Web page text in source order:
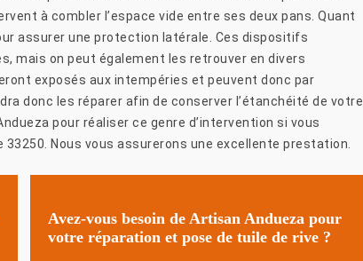
à combler l’espace vide entre ses deux pans. Quant
assurer une protection latérale. Ces dispositifs
mais on peut également les retrouver en divers
exposés aux intempéries et peuvent donc par
donc les réparer afin de conserver l’étanchéité de votre
pour réaliser ce genre d’intervention si vous
Nous vous assurerons une excellente prestation.
Avez-vous besoin de Artisan Andueza pour
votre réparation et pose de tuile de rive ?